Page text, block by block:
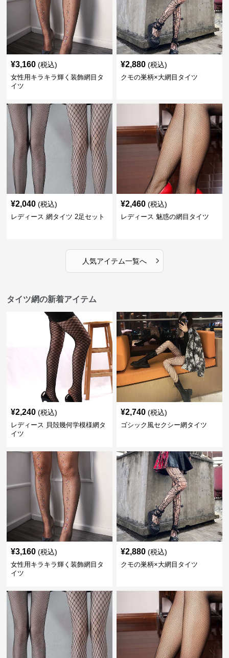
¥3,160 (税込)
女性用キラキラ輝く装飾網目タ
イツ
¥2,880 (税込)
クモの巣柄×大網目タイツ
¥2,040 (税込)
レディース 網タイツ 2足セット
¥2,460 (税込)
レディース 魅惑の網目タイツ
人気アイテム一覧へ ›
タイツ網の新着アイテム
¥2,240 (税込)
レディース 貝殻幾何学模様網タ
イツ
¥2,740 (税込)
ゴシック風セクシー網タイツ
¥3,160 (税込)
女性用キラキラ輝く装飾網目タ
イツ
¥2,880 (税込)
クモの巣柄×大網目タイツ